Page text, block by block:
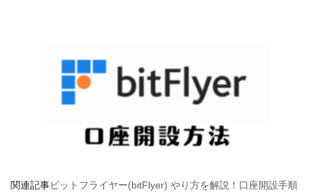
関連記事ビットフライヤー(bitFlyer) やり方を解説！口座開設手順